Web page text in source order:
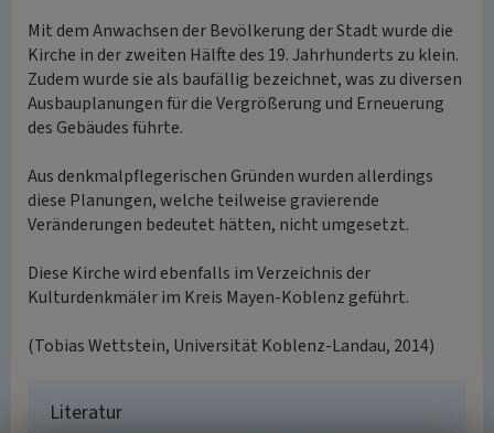
Mit dem Anwachsen der Bevölkerung der Stadt wurde die
Kirche in der zweiten Hälfte des 19. Jahrhunderts zu klein.
Zudem wurde sie als baufällig bezeichnet, was zu diversen
Ausbauplanungen für die Vergrößerung und Erneuerung
des Gebäudes führte.
Aus denkmalpflegerischen Gründen wurden allerdings
diese Planungen, welche teilweise gravierende
Veränderungen bedeutet hätten, nicht umgesetzt.
Diese Kirche wird ebenfalls im Verzeichnis der
Kulturdenkmäler im Kreis Mayen-Koblenz geführt.
(Tobias Wettstein, Universität Koblenz-Landau, 2014)
Literatur